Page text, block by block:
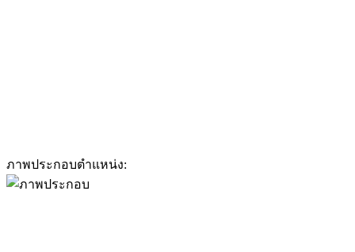
ภาพประกอบตำแหน่ง: